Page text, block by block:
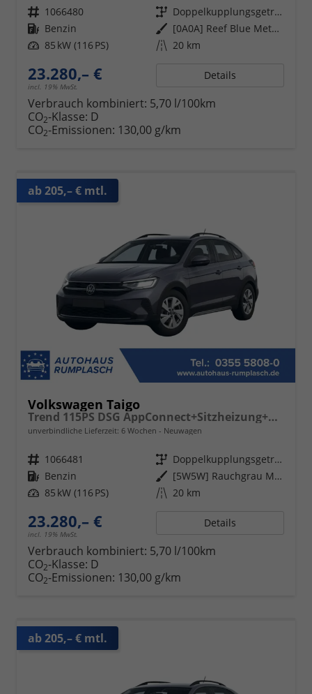
Fahrzeugnr. 1066480 Getriebe
Doppelkupplungsgetriebe (DSG)
Kraftstoff Benzin Außenfarbe
[0A0A] Reef Blue Metallic
Leistung 85 kW (116 PS) Kilometerstand 20 km
23.280,– €
incl. 19% MwSt.
Details
Verbrauch kombiniert: 5,70 l/100km
CO2-Klasse: D
CO2-Emissionen: 130,00 g/km
ab 205,– € mtl.
Volkswagen Taigo
Trend 115PS DSG AppConnect+Sitzheizung+PDC+Alu16+LED+DAB+FrontAssist
unverbindliche Lieferzeit: 6 Wochen Neuwagen
Fahrzeugnr. 1066481 Getriebe
Doppelkupplungsgetriebe (DSG)
Kraftstoff Benzin Außenfarbe
[5W5W] Rauchgrau Metallic
Leistung 85 kW (116 PS) Kilometerstand 20 km
23.280,– €
incl. 19% MwSt.
Details
Verbrauch kombiniert: 5,70 l/100km
CO2-Klasse: D
CO2-Emissionen: 130,00 g/km
ab 205,– € mtl.